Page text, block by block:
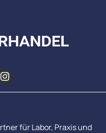
für Labor, Praxis und